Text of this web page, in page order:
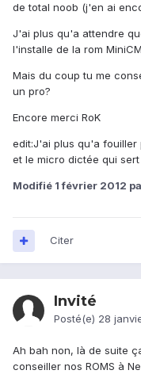
de total noob (j'en ai
J'ai plus qu'a attendre
l'installe de la rom
Mais du coup tu me
un pro?
Encore merci RoK
edit:J'ai plus qu'a fouiller
et le micro dictée qui
Modifié 1 février 2012
Citer
Invité
Posté(e) 28
Ah bah non, là de suite
conseiller nos ROMS à